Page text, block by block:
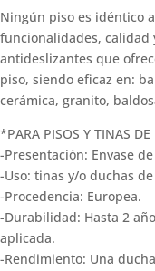
Ningún piso es idéntico
funcionalidades, calidad
antideslizantes que
piso, siendo eficaz en:
cerámica, granito,
*PARA PISOS Y TINAS DE
-Presentación: Envase
-Uso: tinas y/o duchas
-Procedencia: Europea.
-Durabilidad: Hasta 2
aplicada.
-Rendimiento: Una